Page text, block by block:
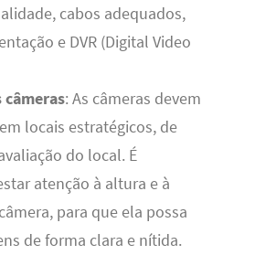
cabos adequados,
e DVR (Digital Video
câmeras: As câmeras devem
locais estratégicos, de
do local. É
atenção à altura e à
para que ela possa
de forma clara e nítida.